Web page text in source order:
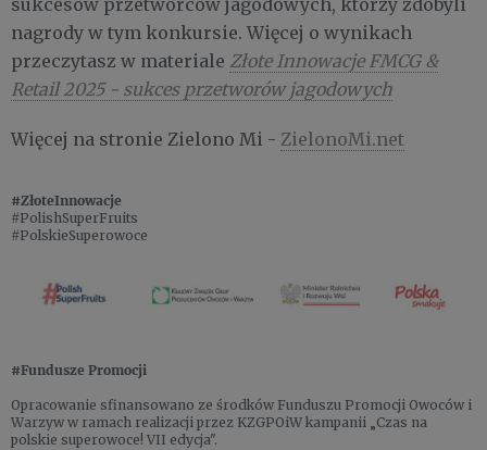
sukcesów przetwórców jagodowych, którzy zdobyli
nagrody w tym konkursie. Więcej o wynikach
przeczytasz w materiale Złote Innowacje FMCG &
Retail 2025 - sukces przetworów jagodowych
Więcej na stronie Zielono Mi - ZielonoMi.net
#ZłoteInnowacje
#PolishSuperFruits
#PolskieSuperowoce
#Fundusze Promocji
Opracowanie sfinansowano ze środków Funduszu Promocji Owoców i
Warzyw w ramach realizacji przez KZGPOiW kampanii „Czas na
polskie superowoce! VII edycja".